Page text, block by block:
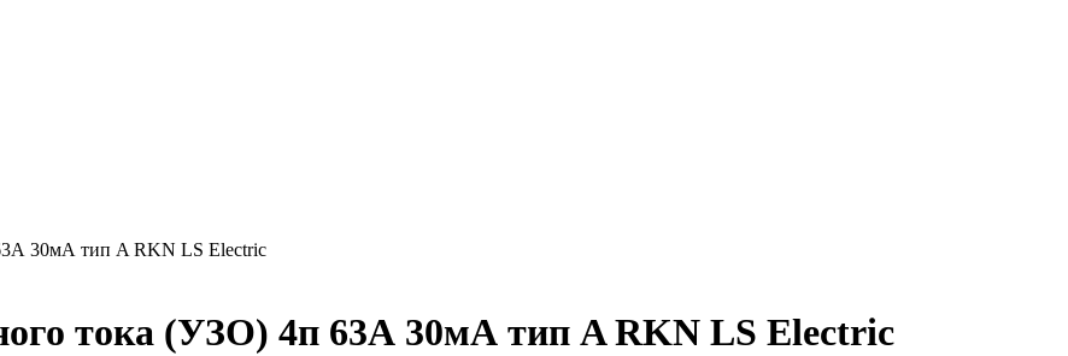
30мА тип A RKN LS Electric
тока (УЗО) 4п 63А 30мА тип A RKN LS Electric